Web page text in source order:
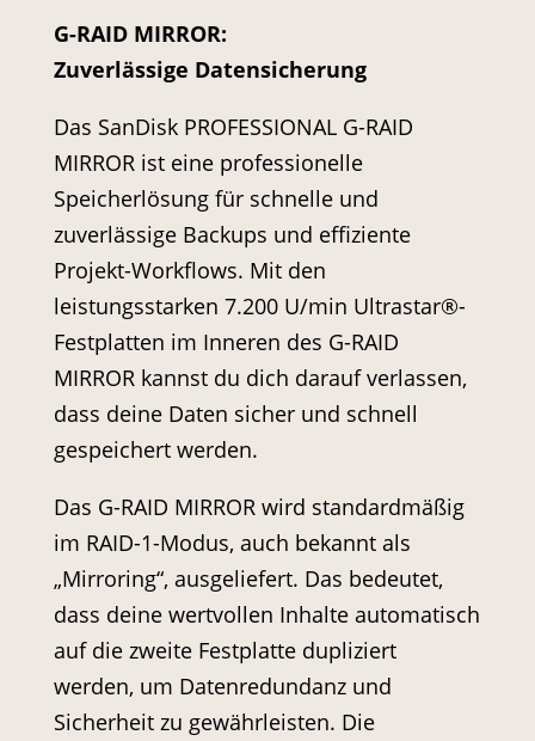
G-RAID MIRROR:
Zuverlässige Datensicherung
Das SanDisk PROFESSIONAL G-RAID
MIRROR ist eine professionelle
Speicherlösung für schnelle und
zuverlässige Backups und effiziente
Projekt-Workflows. Mit den
leistungsstarken 7.200 U/min Ultrastar®-
Festplatten im Inneren des G-RAID
MIRROR kannst du dich darauf verlassen,
dass deine Daten sicher und schnell
gespeichert werden.
Das G-RAID MIRROR wird standardmäßig
im RAID-1-Modus, auch bekannt als
„Mirroring“, ausgeliefert. Das bedeutet,
dass deine wertvollen Inhalte automatisch
auf die zweite Festplatte dupliziert
werden, um Datenredundanz und
Sicherheit zu gewährleisten. Die